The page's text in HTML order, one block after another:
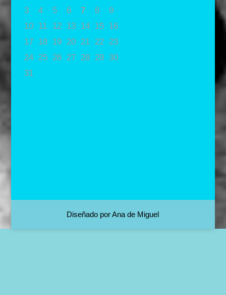
3
4 5 6 7 8
9
10
11 12 13 14 15
16
17
18 19 20 21 22
23
24
25 26 27 28 29 30
31
Diseñado por Ana de Miguel